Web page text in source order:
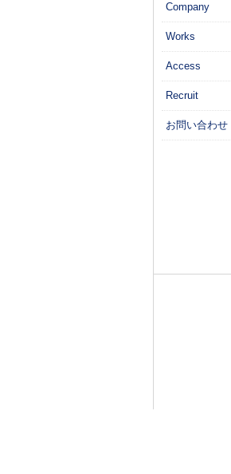
Company
Works
Access
Recruit
お問い合わせ